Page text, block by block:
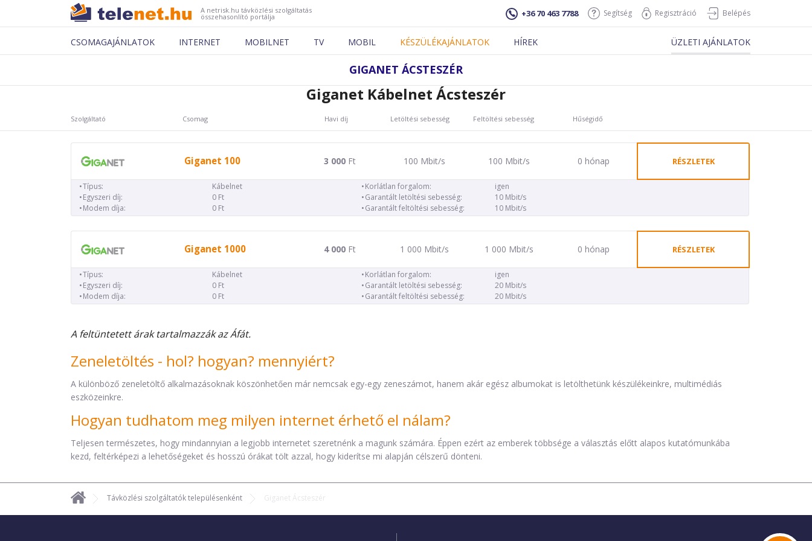
A netrisk.hu távközlési szolgáltatás
összehasonlító portálja +36 70 463 7788 Segítség Regisztráció Belépés
CSOMAGAJÁNLATOK INTERNET MOBILNET TV MOBIL KÉSZÜLÉKAJÁNLATOK HÍREK ÜZLETI AJÁNLATOK
GIGANET ÁCSTESZÉR
Giganet Kábelnet Ácsteszér
Szolgáltató Csomag Havi díj Letöltési sebesség Feltöltési sebesség Hűségidő
Giganet 100 3 000Ft 100 Mbit/s 100 Mbit/s 0 hónap RÉSZLETEK
Típus:
Kábelnet
Egyszeri díj:
0 Ft
Modem díja:
0 Ft
Korlátlan forgalom:
igen
Garantált letöltési sebesség:
10 Mbit/s
Garantált feltöltési sebesség:
10 Mbit/s
Giganet 1000 4 000Ft 1 000 Mbit/s 1 000 Mbit/s 0 hónap RÉSZLETEK
Típus:
Kábelnet
Egyszeri díj:
0 Ft
Modem díja:
0 Ft
Korlátlan forgalom:
igen
Garantált letöltési sebesség:
20 Mbit/s
Garantált feltöltési sebesség:
20 Mbit/s
A feltüntetett árak tartalmazzák az Áfát.
Zeneletöltés - hol? hogyan? mennyiért?
A különböző zeneletöltő alkalmazásoknak köszönhetően már nemcsak egy-egy zeneszámot, hanem akár egész albumokat is letölthetünk készülékeinkre, multimédiás
eszközeinkre.
Hogyan tudhatom meg milyen internet érhető el nálam?
Teljesen természetes, hogy mindannyian a legjobb internetet szeretnénk a magunk számára. Éppen ezért az emberek többsége a választás előtt alapos kutatómunkába
kezd, feltérképezi a lehetőségeket és hosszú órákat tölt azzal, hogy kiderítse mi alapján célszerű dönteni.
Távközlési szolgáltatók településenként Giganet Ácsteszér